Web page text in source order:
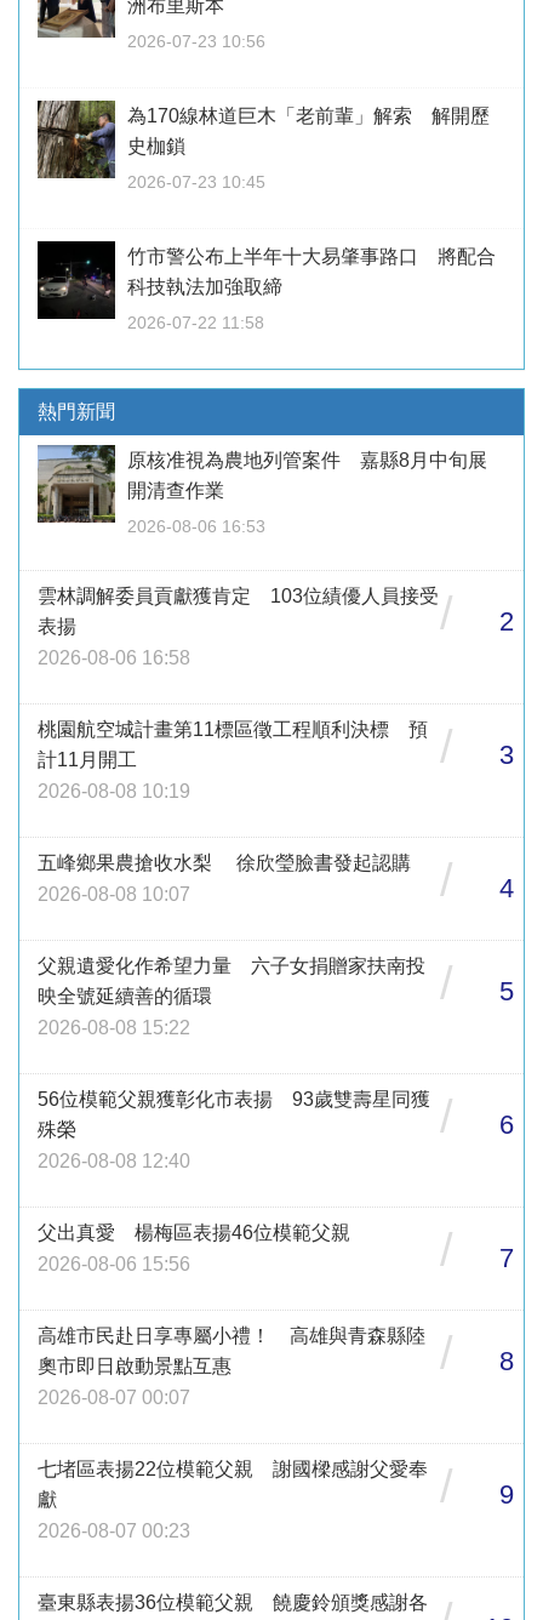
洲布里斯本
2026-07-23 10:56
為170線林道巨木「老前輩」解索 解開歷
史枷鎖
2026-07-23 10:45
竹市警公布上半年十大易肇事路口 將配合
科技執法加強取締
2026-07-22 11:58
熱門新聞
原核准視為農地列管案件 嘉縣8月中旬展
開清查作業
2026-08-06 16:53
雲林調解委員貢獻獲肯定 103位績優人員接受
表揚
2026-08-06 16:58
/ 2
桃園航空城計畫第11標區徵工程順利決標 預
計11月開工
2026-08-08 10:19
/ 3
五峰鄉果農搶收水梨 徐欣瑩臉書發起認購
2026-08-08 10:07
/ 4
父親遺愛化作希望力量 六子女捐贈家扶南投
映全號延續善的循環
2026-08-08 15:22
/ 5
56位模範父親獲彰化市表揚 93歲雙壽星同獲
殊榮
2026-08-08 12:40
/ 6
父出真愛 楊梅區表揚46位模範父親
2026-08-06 15:56
/ 7
高雄市民赴日享專屬小禮！ 高雄與青森縣陸
奧市即日啟動景點互惠
2026-08-07 00:07
/ 8
七堵區表揚22位模範父親 謝國樑感謝父愛奉
獻
2026-08-07 00:23
/ 9
臺東縣表揚36位模範父親 饒慶鈴頒獎感謝各